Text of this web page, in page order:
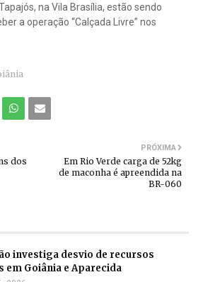
na Vila Brasília, estão sendo
a operação “Calçada Livre” nos
PRÓXIMA
Em Rio Verde carga de 52kg
de maconha é apreendida na
BR-060
dos
investiga desvio de recursos
em Goiânia e Aparecida